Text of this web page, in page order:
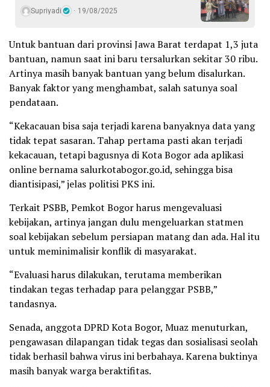
Supriyadi 19/08/2025
Untuk bantuan dari provinsi Jawa Barat terdapat 1,3 juta
bantuan, namun saat ini baru tersalurkan sekitar 30 ribu.
Artinya masih banyak bantuan yang belum disalurkan.
Banyak faktor yang menghambat, salah satunya soal
pendataan.
“Kekacauan bisa saja terjadi karena banyaknya data yang
tidak tepat sasaran. Tahap pertama pasti akan terjadi
kekacauan, tetapi bagusnya di Kota Bogor ada aplikasi
online bernama salurkotabogor.go.id, sehingga bisa
diantisipasi,” jelas politisi PKS ini.
Terkait PSBB, Pemkot Bogor harus mengevaluasi
kebijakan, artinya jangan dulu mengeluarkan statmen
soal kebijakan sebelum persiapan matang dan ada. Hal itu
untuk meminimalisir konflik di masyarakat.
“Evaluasi harus dilakukan, terutama memberikan
tindakan tegas terhadap para pelanggar PSBB,”
tandasnya.
Senada, anggota DPRD Kota Bogor, Muaz menuturkan,
pengawasan dilapangan tidak tegas dan sosialisasi seolah
tidak berhasil bahwa virus ini berbahaya. Karena buktinya
masih banyak warga beraktifitas.